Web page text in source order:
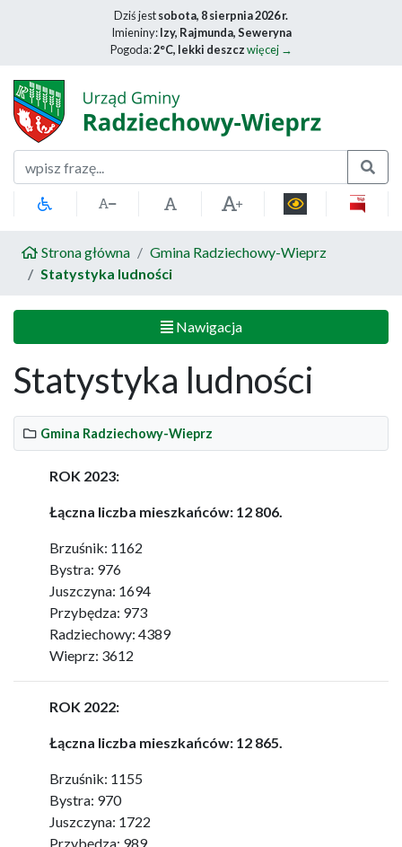
Dziś jestsobota, 8 sierpnia 2026 r.
Imieniny:Izy, Rajmunda, Seweryna
Pogoda:2°C, lekki deszczwięcej →
Szukaj
Strona główna
Gmina Radziechowy-Wieprz
Statystyka ludności
Nawigacja
Statystyka ludności
Gmina Radziechowy-Wieprz
ROK 2023:
Łączna liczba mieszkańców: 12 806.
Brzuśnik: 1162
Bystra: 976
Juszczyna: 1694
Przybędza: 973
Radziechowy: 4389
Wieprz: 3612
ROK 2022:
Łączna liczba mieszkańców: 12 865.
Brzuśnik: 1155
Bystra: 970
Juszczyna: 1722
Przybędza: 989